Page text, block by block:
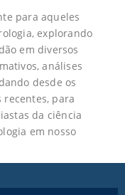
para aqueles
explorando
em diversos
análises
desde os
recentes, para
da ciência
em nosso